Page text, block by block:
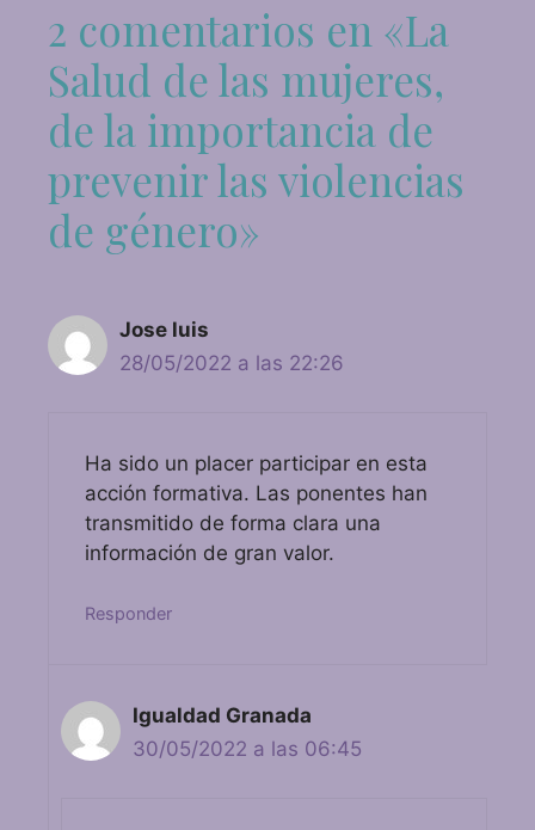
2 comentarios en «La
Salud de las mujeres,
de la importancia de
prevenir las violencias
de género»
Jose luis
28/05/2022 a las 22:26
Ha sido un placer participar en esta
acción formativa. Las ponentes han
transmitido de forma clara una
información de gran valor.
Responder
Igualdad Granada
30/05/2022 a las 06:45